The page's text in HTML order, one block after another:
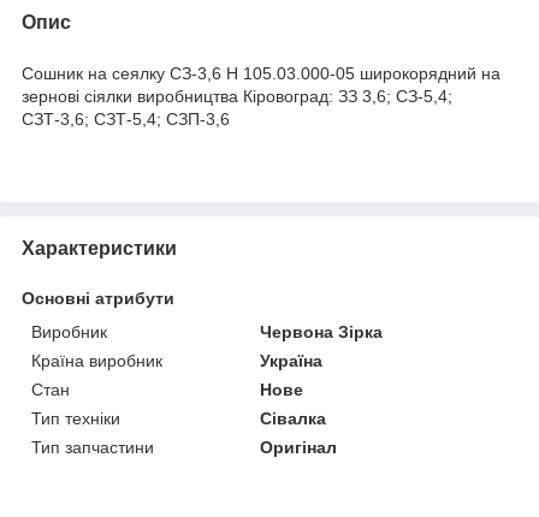
Опис
Сошник на сеялку СЗ-3,6 Н 105.03.000-05 широкорядний на
зернові сіялки виробництва Кіровоград: ЗЗ 3,6; СЗ-5,4;
СЗТ-3,6; СЗТ-5,4; СЗП-3,6
Характеристики
Основні атрибути
Виробник
Червона Зірка
Країна виробник
Україна
Стан
Нове
Тип техніки
Сівалка
Тип запчастини
Оригінал